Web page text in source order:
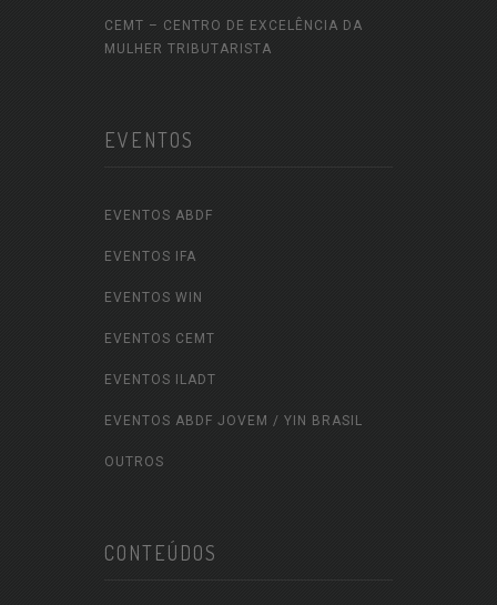
CEMT – CENTRO DE EXCELÊNCIA DA
MULHER TRIBUTARISTA
EVENTOS
EVENTOS ABDF
EVENTOS IFA
EVENTOS WIN
EVENTOS CEMT
EVENTOS ILADT
EVENTOS ABDF JOVEM / YIN BRASIL
OUTROS
CONTEÚDOS